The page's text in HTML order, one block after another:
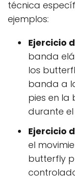
técnica
ejemplos:
Ejercicio
banda
los
banda a
pies en
durante
Ejercicio
el
butterfly